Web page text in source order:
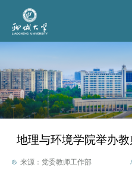
地理与环境学院举办教
来源：党委教师工作部